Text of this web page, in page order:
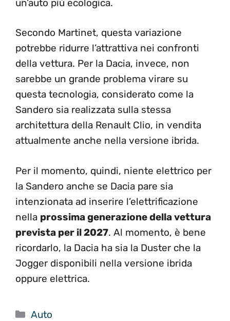
un’auto più ecologica.
Secondo Martinet, questa variazione
potrebbe ridurre l’attrattiva nei confronti
della vettura. Per la Dacia, invece, non
sarebbe un grande problema virare su
questa tecnologia, considerato come la
Sandero sia realizzata sulla stessa
architettura della Renault Clio, in vendita
attualmente anche nella versione ibrida.
Per il momento, quindi, niente elettrico per
la Sandero anche se Dacia pare sia
intenzionata ad inserire l’elettrificazione
nella prossima generazione della vettura
prevista per il 2027. Al momento, è bene
ricordarlo, la Dacia ha sia la Duster che la
Jogger disponibili nella versione ibrida
oppure elettrica.
Categorie
Auto